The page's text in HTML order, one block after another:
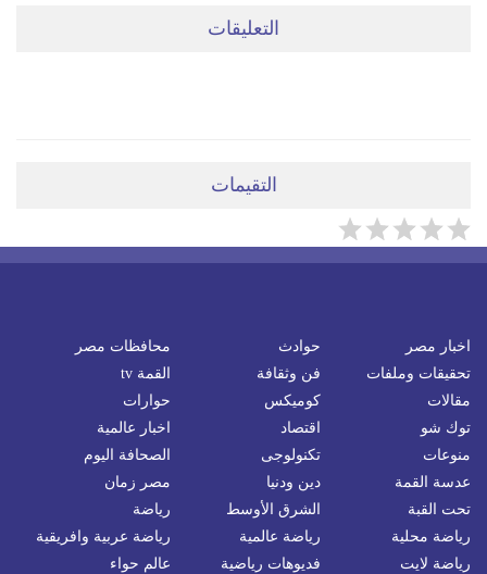
التعليقات
التقيمات
اخبار مصر حوادث
محافظات مصر
تحقيقات وملفات
فن وثقافة
القمة tv
مقالات
كوميكس
حوارات
توك شو
اقتصاد
اخبار عالمية
منوعات
تكنولوجى
الصحافة اليوم
عدسة القمة
دين ودنيا
مصر زمان
تحت القبة
الشرق الأوسط
رياضة
رياضة محلية
رياضة عالمية
رياضة عربية وافريقية
رياضة لايت
فديوهات رياضية عالم حواء